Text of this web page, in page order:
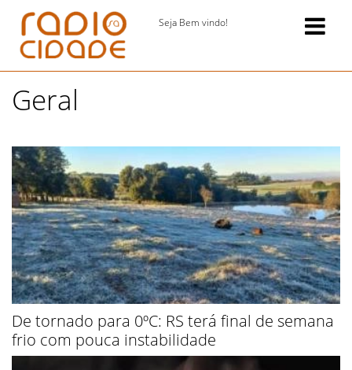
Seja Bem vindo!
Geral
De tornado para 0ºC: RS terá final de semana
frio com pouca instabilidade